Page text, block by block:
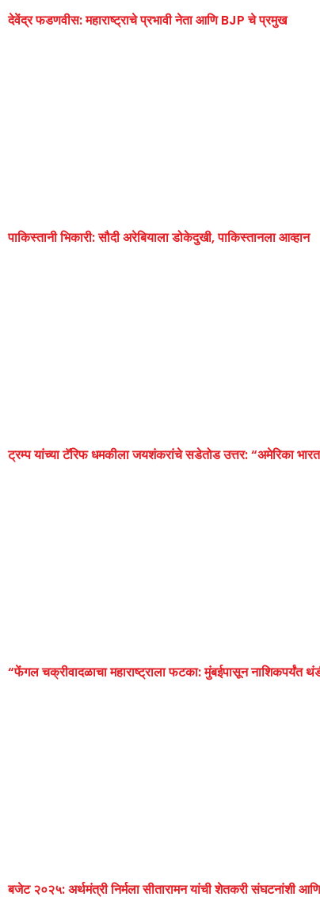
देवेंद्र फडणवीस: महाराष्ट्राचे प्रभावी नेता आणि BJP चे प्रमुख
पाकिस्तानी भिकारी: सौदी अरेबियाला डोकेदुखी, पाकिस्तानला आव्हान
ट्रम्प यांच्या टॅरिफ धमकीला जयशंकरांचे सडेतोड उत्तर: “अमेरिका
“फेंगल चक्रीवादळाचा महाराष्ट्राला फटका: मुंबईपासून नाशिकपर्यंत
बजेट २०२५: अर्थमंत्री निर्मला सीतारामन यांची शेतकरी संघटनांशी